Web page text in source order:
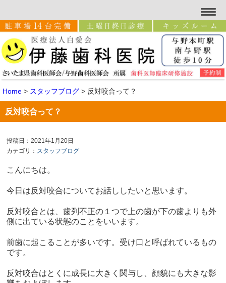
Home > スタッフブログ > 反対咬合って？
反対咬合って？
投稿日：2021年1月20日
カテゴリ： スタッフブログ
こんにちは。
今日は反対咬合についてお話ししたいと思います。
反対咬合とは、歯列不正の１つで上の歯が下の歯よりも外
側に出ている状態のことをいいます。
前歯に起こることが多いです。受け口と呼ばれているもの
です。
反対咬合はとくに成長に大きく関与し、顔貌にも大きな影